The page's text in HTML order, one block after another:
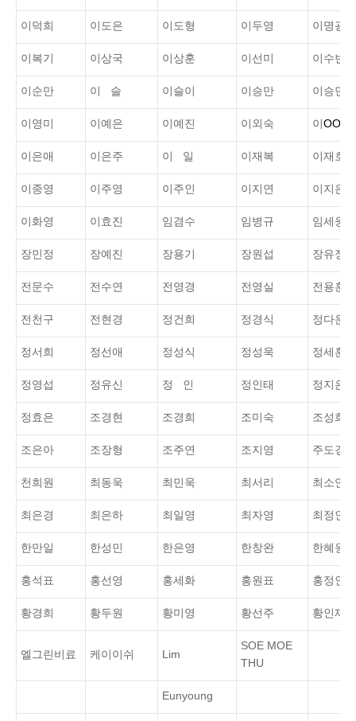
이덕희 이도은 이도형 이두영 이명광
이복기 이상국 이상훈 이선미 이수빈
이순만 이 슬 이슬이 이승만 이승민
이영미 이예은 이예진 이외숙 이OO
이은애 이은주 이 일 이재복 이재호
이종영 이주영 이주인 이지연 이지은
이화영 이효진 임겸수 임병규 임세웅
장민정 장예진 장용기 장원섭 장유정
전문수 전수연 전영경 전영실 전용훈
전천구 전현경 정건희 정경식 정다운
정서희 정선애 정성식 정성욱 정세훈
정영섭 정유신 정 인 정인태 정지은
정효은 조경현 조경희 조미숙 조성희
조은아 조장형 조주연 조지영 주도경
천희원 최동욱 최민욱 최서리 최소연
최은경 최은하 최일영 최자영 최정인
한만일 한성민 한은영 한창완 한혜원
홍석표 홍선영 홍세화 홍원표 홍정인
황경희 황두원 황미영 황선주 황인재
엘그린비료 케이이쉬 Lim
SOE MOE
THU
Eunyoung